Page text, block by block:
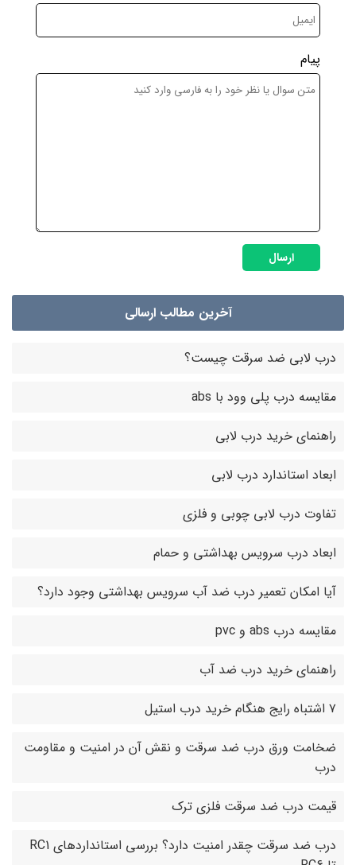
پیام
ارسال
آخرین مطالب ارسالی
درب لابی ضد سرقت چیست؟
مقایسه درب پلی وود با abs
راهنمای خرید درب لابی
ابعاد استاندارد درب لابی
تفاوت درب لابی چوبی و فلزی
ابعاد درب سرویس بهداشتی و حمام
آیا امکان تعمیر درب ضد آب سرویس بهداشتی وجود دارد؟
مقایسه درب abs و pvc
راهنمای خرید درب ضد آب
۷ اشتباه رایج هنگام خرید درب استیل
ضخامت ورق درب ضد سرقت و نقش آن در امنیت و مقاومت
درب
قیمت درب ضد سرقت فلزی ترک
درب ضد سرقت چقدر امنیت دارد؟ بررسی استانداردهای RC1